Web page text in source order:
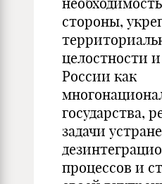
стороны,
целостности
России как
государства,
задачи
процессов и